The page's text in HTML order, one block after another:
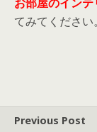
てみてください。
Previous Post